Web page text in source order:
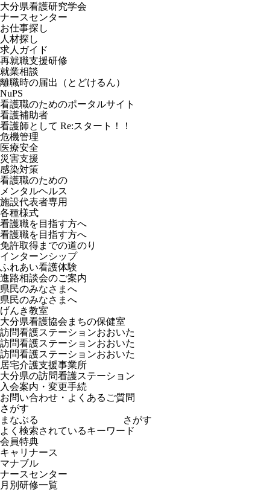
大分県看護研究学会
ナースセンター
お仕事探し
人材探し
求人ガイド
再就職支援研修
就業相談
離職時の届出（とどけるん）
NuPS
看護職のためのポータルサイト
看護補助者
看護師として Re:スタート！！
危機管理
医療安全
災害支援
感染対策
看護職のための
メンタルヘルス
施設代表者専用
各種様式
看護職を目指す方へ
看護職を目指す方へ
免許取得までの道のり
インターンシップ
ふれあい看護体験
進路相談会のご案内
県民のみなさまへ
県民のみなさまへ
げんき教室
大分県看護協会まちの保健室
訪問看護ステーションおおいた
訪問看護ステーションおおいた
訪問看護ステーションおおいた
居宅介護支援事業所
大分県の訪問看護ステーション
入会案内・変更手続
お問い合わせ・よくあるご質問
さがす
さがす
よく検索されているキーワード
会員特典
キャリナース
マナブル
ナースセンター
月別研修一覧